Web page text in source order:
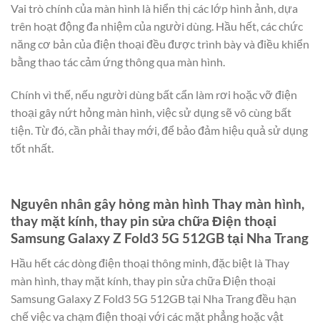
Vai trò chính của màn hình là hiển thị các lớp hình ảnh, dựa
trên hoạt động đa nhiệm của người dùng. Hầu hết, các chức
năng cơ bản của điện thoại đều được trình bày và điều khiển
bằng thao tác cảm ứng thông qua màn hình.
Chính vì thế, nếu người dùng bất cẩn làm rơi hoặc vỡ điện
thoại gây nứt hỏng màn hình, việc sử dụng sẽ vô cùng bất
tiện. Từ đó, cần phải thay mới, để bảo đảm hiệu quả sử dụng
tốt nhất.
Nguyên nhân gây hỏng màn hình Thay màn hình,
thay mặt kính, thay pin sửa chữa Điện thoại
Samsung Galaxy Z Fold3 5G 512GB tại Nha Trang
Hầu hết các dòng điện thoại thông minh, đặc biệt là Thay
màn hình, thay mặt kính, thay pin sửa chữa Điện thoại
Samsung Galaxy Z Fold3 5G 512GB tại Nha Trang đều hạn
chế việc va chạm điện thoại với các mặt phẳng hoặc vật